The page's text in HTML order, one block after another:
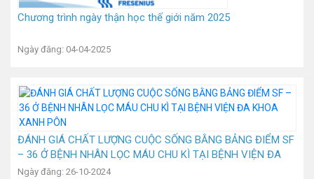
Chương trình ngày thận học thế giới năm 2025
Ngày đăng: 04-04-2025
ĐÁNH GIÁ CHẤT LƯỢNG CUỘC SỐNG BẰNG BẢNG ĐIỂM SF
– 36 Ở BỆNH NHÂN LỌC MÁU CHU KÌ TẠI BỆNH VIỆN ĐA
KHOA XANH PÔN
Ngày đăng: 26-10-2024